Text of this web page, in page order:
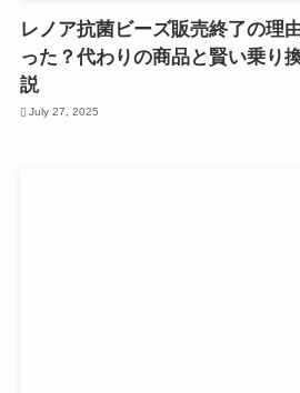
レノア抗菌ビーズ販売終了の理
った？代わりの商品と賢い乗り
説
July 27, 2025